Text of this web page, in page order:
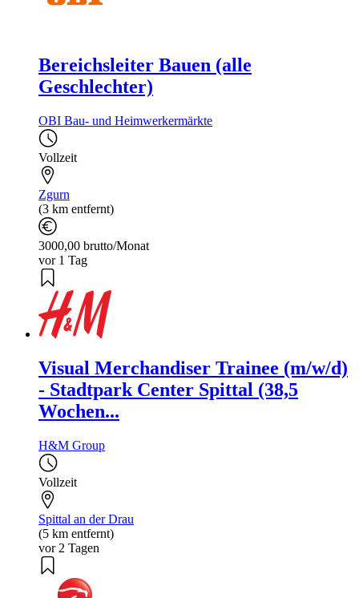
Bereichsleiter Bauen (alle
Geschlechter)
OBI Bau- und Heimwerkermärkte
Vollzeit
Zgurn
(3 km entfernt)
3000,00 brutto/Monat
vor 1 Tag
Visual Merchandiser Trainee (m/w/d)
- Stadtpark Center Spittal (38,5
Wochen...
H&M Group
Vollzeit
Spittal an der Drau
(5 km entfernt)
vor 2 Tagen